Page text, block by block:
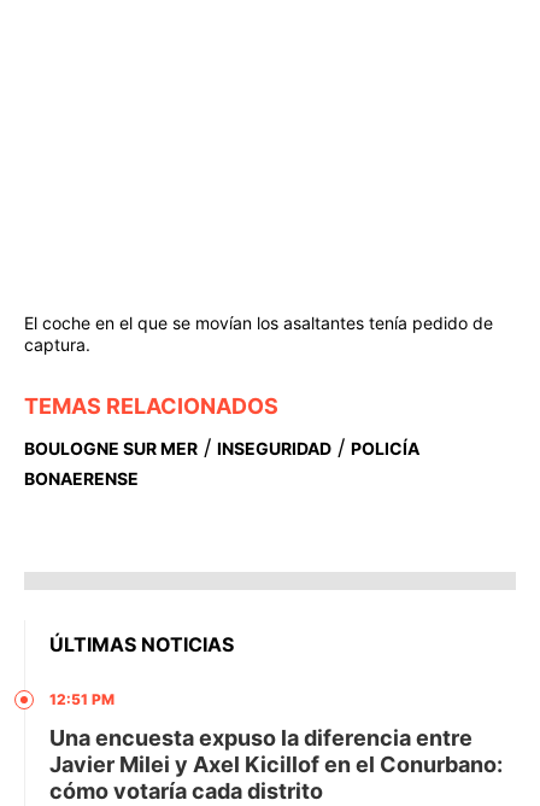
El coche en el que se movían los asaltantes tenía pedido de
captura.
TEMAS RELACIONADOS
BOULOGNE SUR MER / INSEGURIDAD / POLICÍA
BONAERENSE
ÚLTIMAS NOTICIAS
12:51 PM
Una encuesta expuso la diferencia entre
Javier Milei y Axel Kicillof en el Conurbano:
cómo votaría cada distrito